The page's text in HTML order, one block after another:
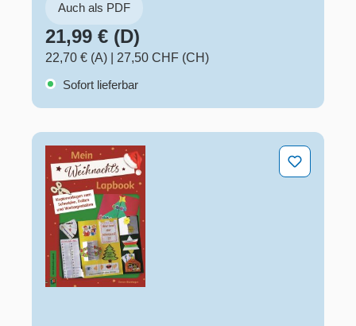
Auch als PDF
21,99 € (D)
22,70 € (A)
27,50 CHF (CH)
Sofort lieferbar
Mein Weihnachts-Lapbook